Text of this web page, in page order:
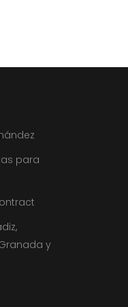
para
y